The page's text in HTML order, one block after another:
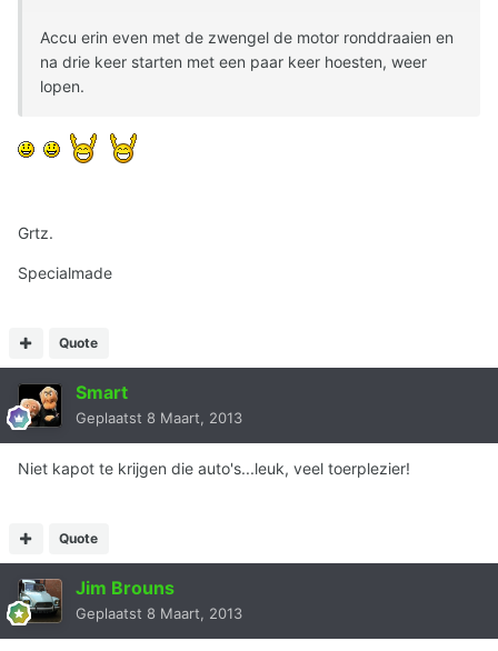
Accu erin even met de zwengel de motor ronddraaien en
na drie keer starten met een paar keer hoesten, weer
lopen.
Grtz.
Specialmade
Quote
Smart
Geplaatst 8 Maart, 2013
Niet kapot te krijgen die auto's...leuk, veel toerplezier!
Quote
Jim Brouns
Geplaatst 8 Maart, 2013